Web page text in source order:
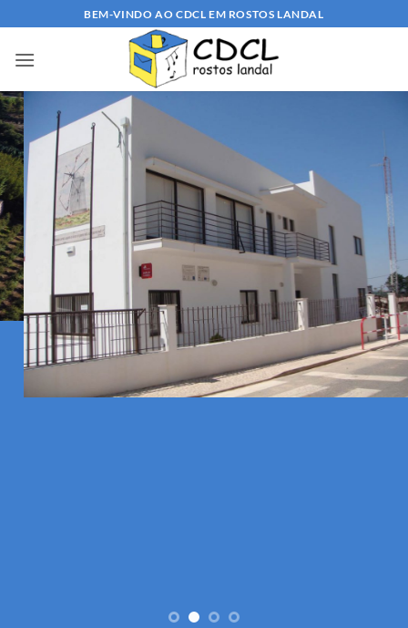
to
content
BEM-VINDO AO CDCL EM ROSTOS LANDAL
Bem-Vindo ao
CENTRO DE
DESENVOLVIMENTO
COMUNITÁRIO
DO LANDAL